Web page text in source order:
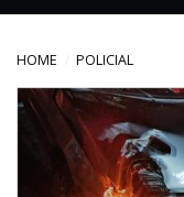
DESTAQUE
DIVERSOS
HOME POLICIAL